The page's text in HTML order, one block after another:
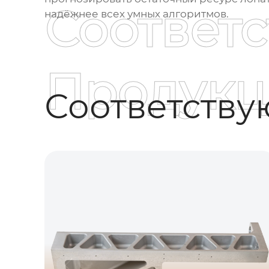
надёжнее всех умных алгоритмов.